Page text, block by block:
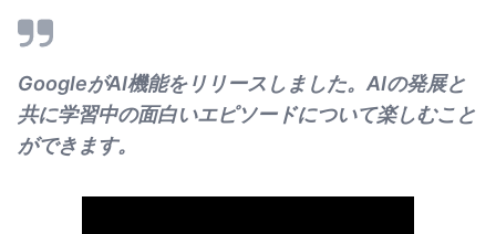
GoogleがAI機能をリリースしました。AIの発展と
共に学習中の面白いエピソードについて楽しむこと
ができます。